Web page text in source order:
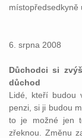
místopředsedkyně
6. srpna 2008
Důchodci si
důchod
Lidé, kteří budou
penzi, si ji budou
to je možné jen
zřeknou. Změnu